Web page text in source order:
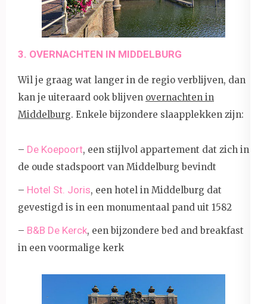
3. OVERNACHTEN IN MIDDELBURG
Wil je graag wat langer in de regio verblijven, dan
kan je uiteraard ook blijven overnachten in
Middelburg. Enkele bijzondere slaapplekken zijn:
– De Koepoort, een stijlvol appartement dat zich in
de oude stadspoort van Middelburg bevindt
– Hotel St. Joris, een hotel in Middelburg dat
gevestigd is in een monumentaal pand uit 1582
– B&B De Kerck, een bijzondere bed and breakfast
in een voormalige kerk